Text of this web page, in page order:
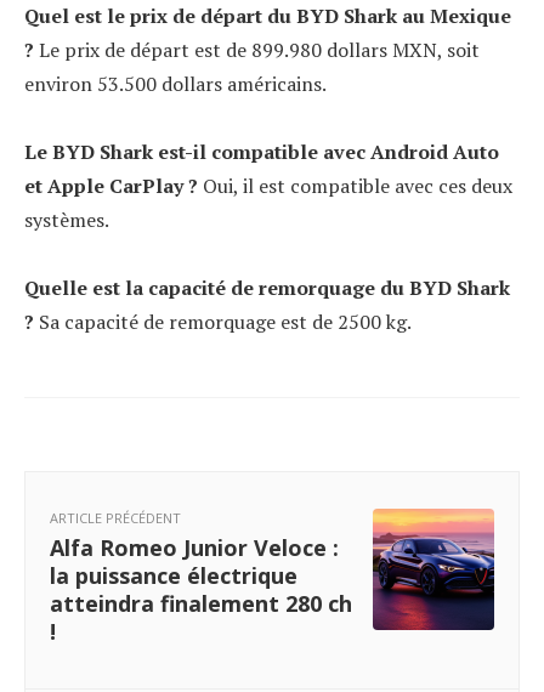
Quel est le prix de départ du BYD Shark au Mexique
? Le prix de départ est de 899.980 dollars MXN, soit
environ 53.500 dollars américains.
Le BYD Shark est-il compatible avec Android Auto
et Apple CarPlay ? Oui, il est compatible avec ces deux
systèmes.
Quelle est la capacité de remorquage du BYD Shark
? Sa capacité de remorquage est de 2500 kg.
ARTICLE PRÉCÉDENT
Alfa Romeo Junior Veloce :
la puissance électrique
atteindra finalement 280 ch
!